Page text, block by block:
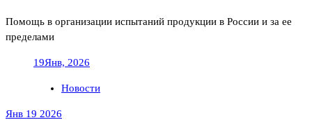
Помощь в организации испытаний продукции в России и за ее
пределами
19Янв, 2026
Новости
Янв 19 2026